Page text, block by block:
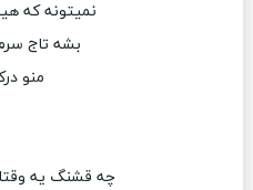
نمیتونه که
بشه تاج
منو
چه قشنگ یه وقتا